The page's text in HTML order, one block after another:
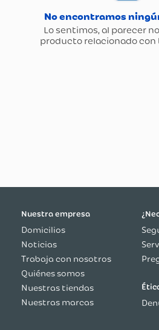
Nuestra empresa
Domicilios
Noticias
Trabaja con nosotros
Quiénes somos
Nuestras tiendas
Nuestras marcas